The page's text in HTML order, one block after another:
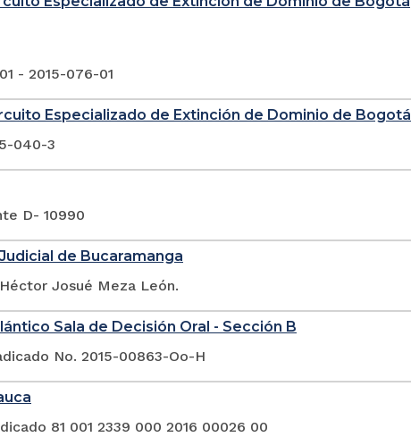
- 2015-076-01
Especializado de Extinción de Dominio de Bogotá
040-3
D- 10990
de Bucaramanga
Josué Meza León.
Sala de Decisión Oral - Sección B
No. 2015-00863-Oo-H
81 001 2339 000 2016 00026 00